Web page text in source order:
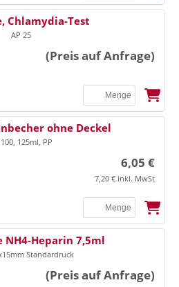
Chlamydia-Test
AP 25
(Preis auf Anfrage)
ohne Deckel
125ml, PP
6,05 €
7,20 € inkl. MwSt
NH4-Heparin 7,5ml
Standardruck
(Preis auf Anfrage)